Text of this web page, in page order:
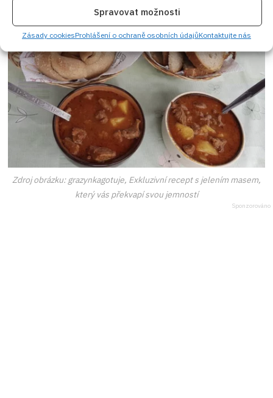
Spravovat možnosti
Zásady cookiesProhlášení o ochraně osobních údajůKontaktujte nás
Zdroj obrázku: grazynkagotuje, Exkluzivní recept s jelením masem,
který vás překvapí svou jemností